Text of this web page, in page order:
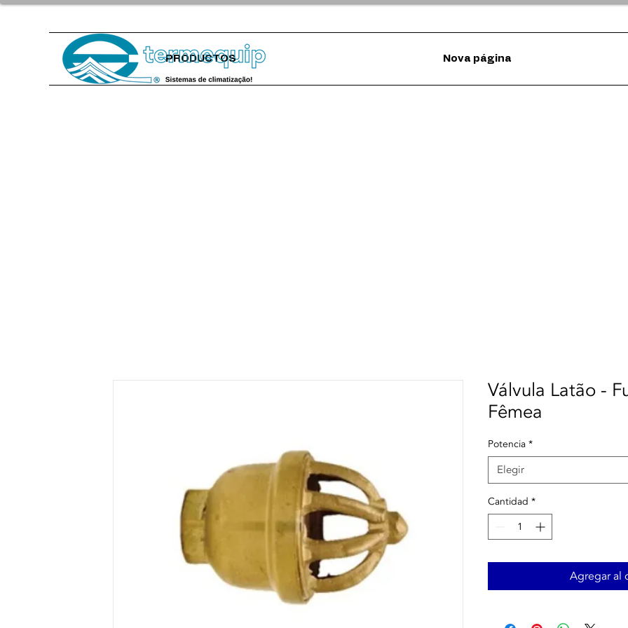
PRODUCTOS Nova página
Válvula Latão -
Fêmea
Potencia *
Elegir
Cantidad *
Agregar al